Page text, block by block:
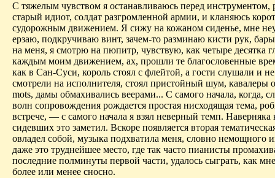
С тяжелым чувством я останавливаюсь перед
старый идиот, солдат разгромленной армии, и кланяюсь
судорожным движением. Я сижу на кожаном сиденье, мне
ерзаю, подкручиваю винт, зачем-то разминаю кисти рук,
на меня, я смотрю на пюпитр, чувствую, как четыре десятка
каждым моим движением, ах, прошли те благословенные
как в Сан-Суси, король стоял с флейтой, а гости слушали и
смотрели на исполнителя, стоял пристойный шум, кавалеры
mots, дамы обмахивались веерами... С самого начала, когда,
волн сопровождения рождается простая нисходящая тема,
встрече, — с самого начала я взял неверный темп. Наверняка
сидевших это заметил. Вскоре появляется вторая
овладел собой, музыка подхватила меня, словно немощного
даже это труднейшее место, где так часто пианисты
последние полминуты первой части, удалось сыграть, как
более или менее сносно.